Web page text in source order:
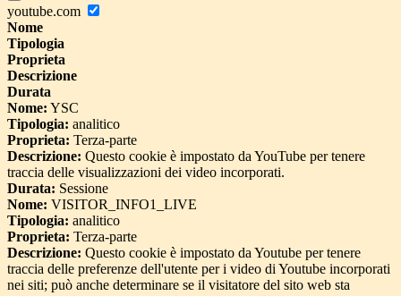
youtube.com
Nome
Tipologia
Proprieta
Descrizione
Durata
Nome: YSC
Tipologia: analitico
Proprieta: Terza-parte
Descrizione: Questo cookie è impostato da YouTube per tenere
traccia delle visualizzazioni dei video incorporati.
Durata: Sessione
Nome: VISITOR_INFO1_LIVE
Tipologia: analitico
Proprieta: Terza-parte
Descrizione: Questo cookie è impostato da Youtube per tenere
traccia delle preferenze dell'utente per i video di Youtube incorporati
nei siti; può anche determinare se il visitatore del sito web sta